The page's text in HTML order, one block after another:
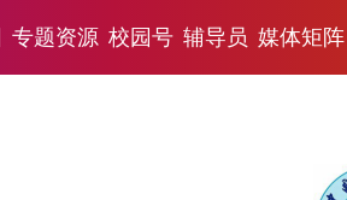
专题资源 校园号 辅导员 媒体矩阵